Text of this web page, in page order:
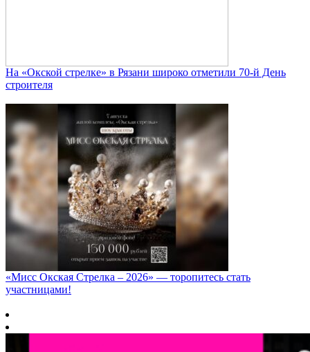
На «Окской стрелке» в Рязани широко отметили 70-й День
строителя
«Мисс Окская Стрелка – 2026» — торопитесь стать
участницами!